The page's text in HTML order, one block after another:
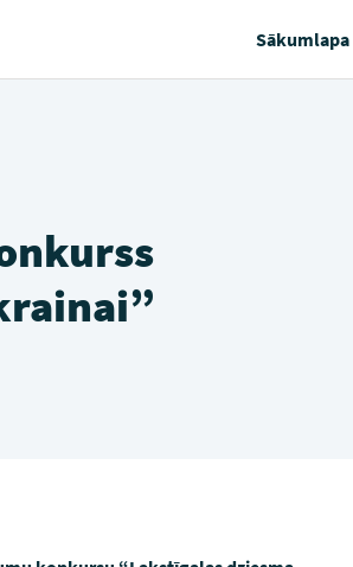
Sākumlapa